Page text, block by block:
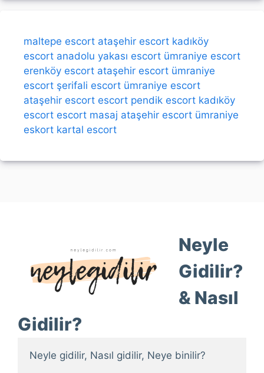
maltepe escort ataşehir escort kadıköy
escort anadolu yakası escort ümraniye escort
erenköy escort ataşehir escort ümraniye
escort şerifali escort ümraniye escort
ataşehir escort escort pendik escort kadıköy
escort escort masaj ataşehir escort ümraniye
eskort kartal escort
Neyle
Gidilir?
& Nasıl
Gidilir?
Neyle gidilir, Nasıl gidilir, Neye binilir?